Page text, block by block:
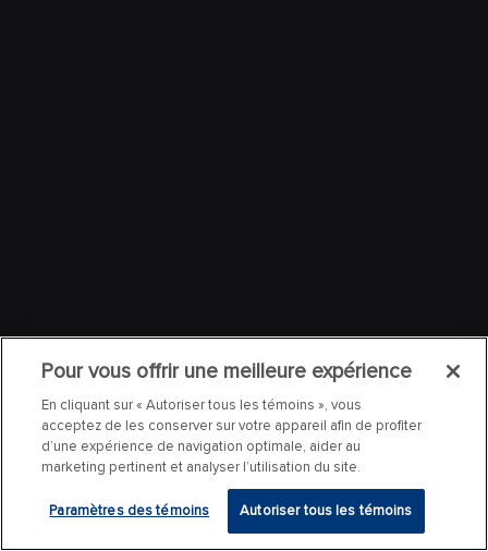
Pour vous offrir une meilleure expérience
En cliquant sur « Autoriser tous les témoins », vous
acceptez de les conserver sur votre appareil afin de profiter
d’une expérience de navigation optimale, aider au
marketing pertinent et analyser l’utilisation du site.
Paramètres des témoins Autoriser tous les témoins